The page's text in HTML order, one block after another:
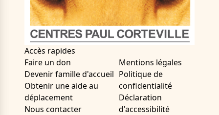
Accès rapides
Faire un don
Devenir famille d'accueil
Obtenir une aide au
déplacement
Nous contacter
Mentions légales
Politique de
confidentialité
Déclaration
d'accessibilité